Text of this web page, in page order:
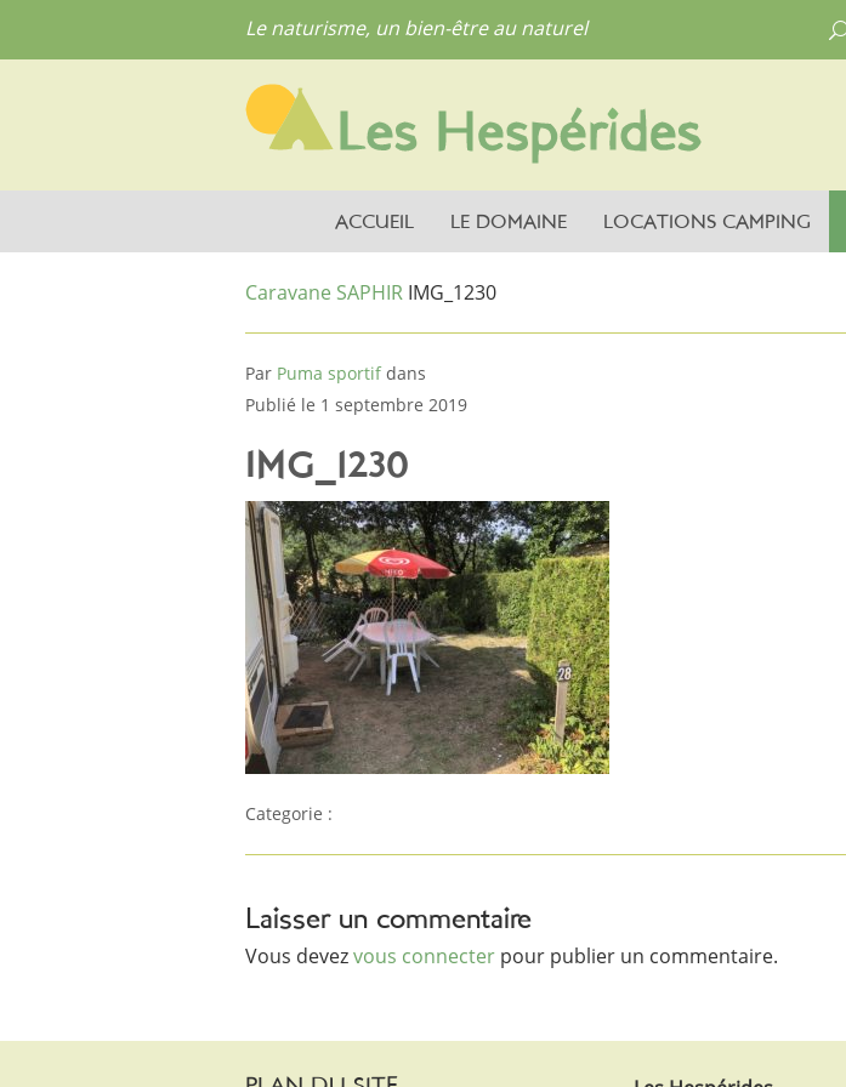
ACCUEIL LE DOMAINE LOCATIONS CAMPING
Le naturisme, un bien-être au naturel
Caravane SAPHIR IMG_1230
Par Puma sportif dans
Publié le 1 septembre 2019
IMG_1230
Categorie :
Laisser un commentaire
Vous devezvous connecter pour publier un commentaire.